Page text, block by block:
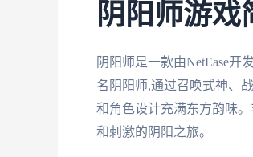
阴阳师游戏
阴阳师是一款由NetEase
名阴阳师,通过召唤式神、
和角色设计充满东方韵味
和刺激的阴阳之旅。